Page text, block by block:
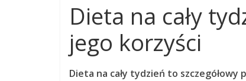
Dieta na cały
jego korzyści
Dieta na cały tydzień to